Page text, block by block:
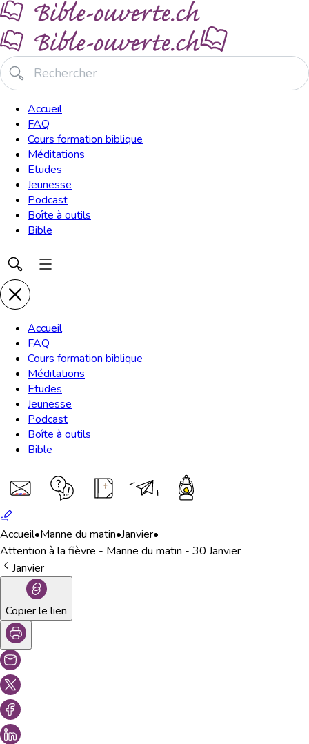
Accueil
FAQ
Cours formation biblique
Méditations
Etudes
Jeunesse
Podcast
Boîte à outils
Bible
Accueil
FAQ
Cours formation biblique
Méditations
Etudes
Jeunesse
Podcast
Boîte à outils
Bible
Accueil•Manne du matin•Janvier•
Attention à la fièvre - Manne du matin - 30 Janvier
Janvier
Copier le lien